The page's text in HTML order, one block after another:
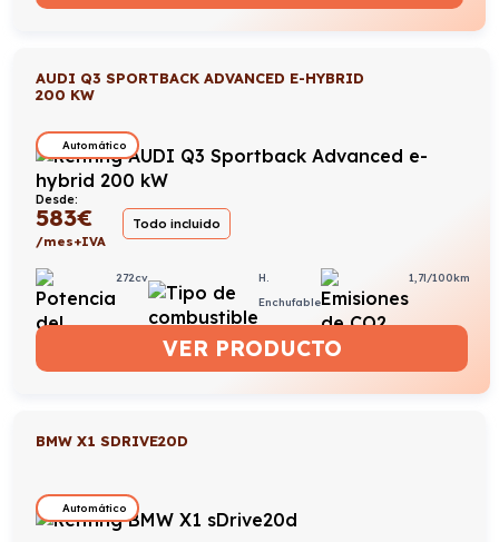
AUDI Q3 SPORTBACK ADVANCED E-HYBRID
200 KW
Automático
Desde:
583€
/mes+IVA
Todo incluido
272cv
H.
Enchufable
1,7l/100km
VER PRODUCTO
BMW X1 SDRIVE20D
Automático